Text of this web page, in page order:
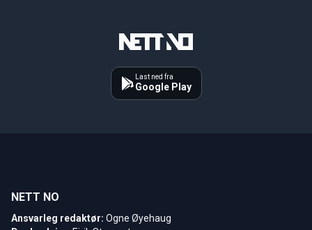
Last ned fra
Google Play
NETT NO
Ansvarleg redaktør: Ogne Øyehaug